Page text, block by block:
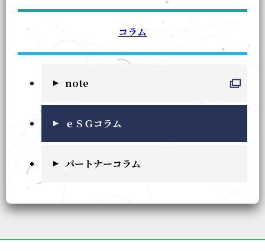
コラム
note
ｅＳＧコラム
パートナーコラム